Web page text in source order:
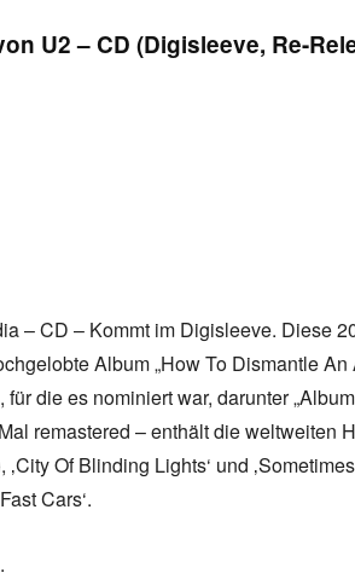
U2 – CD (Digisleeve, Re-
– CD – Kommt im Digisleeve. Diese
Album „How To Dismantle An
die es nominiert war, darunter
remastered – enthält die weltweiten
Of Blinding Lights‘ und
Cars‘.